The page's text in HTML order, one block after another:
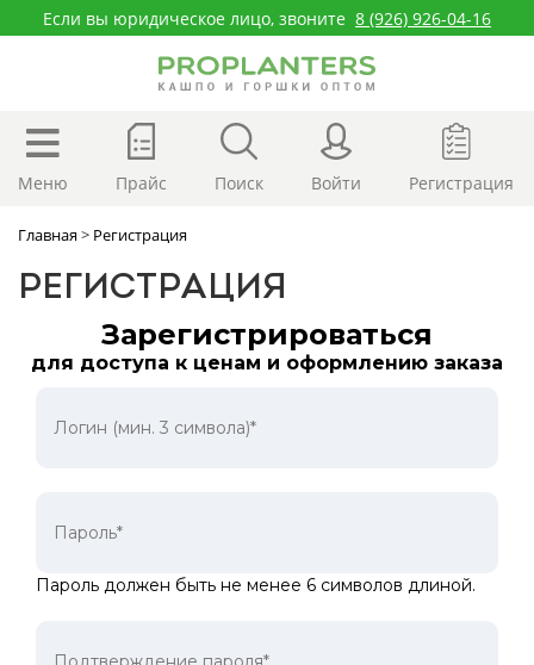
Если вы юридическое лицо, звоните 8 (926) 926-04-16
Меню Прайс Поиск Войти Регистрация
Главная> Регистрация
РЕГИСТРАЦИЯ
Зарегистрироваться
для доступа к ценам и оформлению заказа
Пароль должен быть не менее 6 символов длиной.